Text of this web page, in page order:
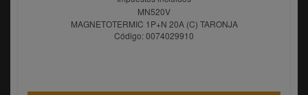
MN520V
MAGNETOTERMIC 1P+N 20A (C) TARONJA
Código: 0074029910